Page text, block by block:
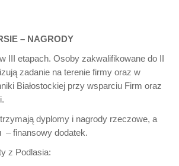
– NAGRODY
III etapach. Osoby zakwalifikowane do II
zadanie na terenie firmy oraz w
Białostockiej przy wsparciu Firm oraz
dyplomy i nagrody rzeczowe, a
– finansowy dodatek.
z Podlasia: